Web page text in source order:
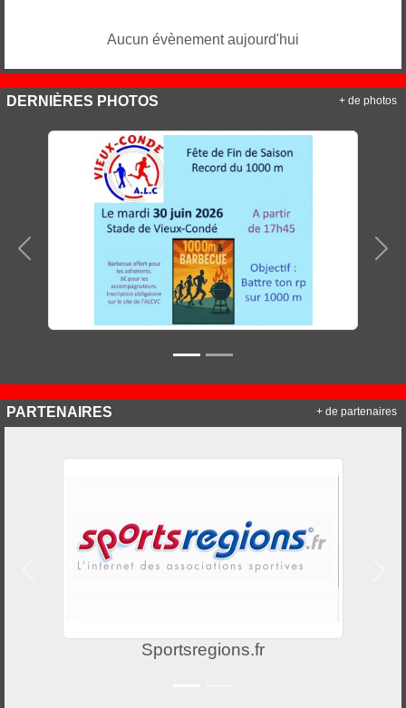
Aucun évènement aujourd'hui
DERNIÈRES PHOTOS
Précedent
+ de photos
PARTENAIRES
Sportsregions.fr
+ de partenaires